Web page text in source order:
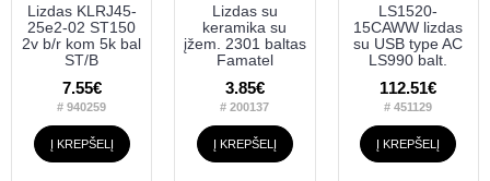
Lizdas KLRJ45-
25e2-02 ST150
2v b/r kom 5k bal
ST/B
7.55€
# 940259
Į KREPŠELĮ
Lizdas su
keramika su
įžem. 2301 baltas
Famatel
3.85€
# 200137
Į KREPŠELĮ
LS1520-
15CAWW lizdas
su USB type AC
LS990 balt.
112.51€
# 451129
Į KREPŠELĮ